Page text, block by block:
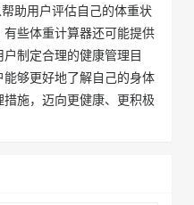
助用户评估自己的体重状
些体重计算器还可能提供
制定合理的健康管理目
够更好地了解自己的身体
施，迈向更健康、更积极